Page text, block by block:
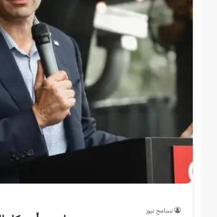
تسامح نيوز
الدعم
السريع
ولاية
موسم
2022-12-08
قوات الدعم السريع قطاع ولاية شرق
دارفور تؤمن موسم الحصاد